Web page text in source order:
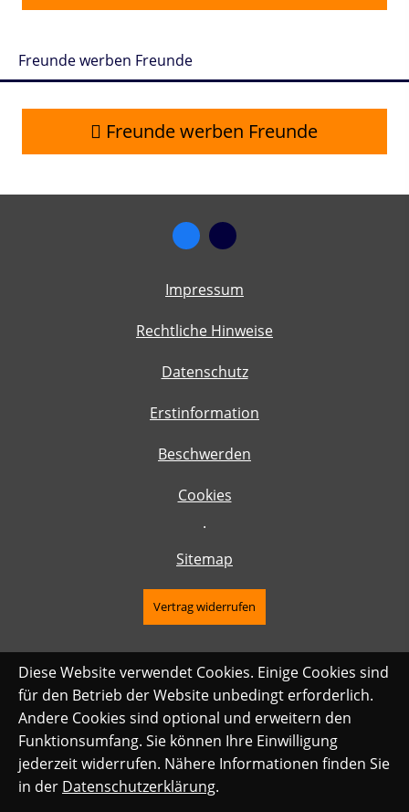
Freunde werben Freunde
Freunde werben Freunde
Impressum
Rechtliche Hinweise
Datenschutz
Erstinformation
Beschwerden
Cookies
·
Sitemap
Vertrag widerrufen
Diese Website verwendet Cookies. Einige Cookies sind
für den Betrieb der Website unbedingt erforderlich.
Andere Cookies sind optional und erweitern den
Funktionsumfang. Sie können Ihre Einwilligung
jederzeit widerrufen. Nähere Informationen finden Sie
in der Datenschutzerklärung.